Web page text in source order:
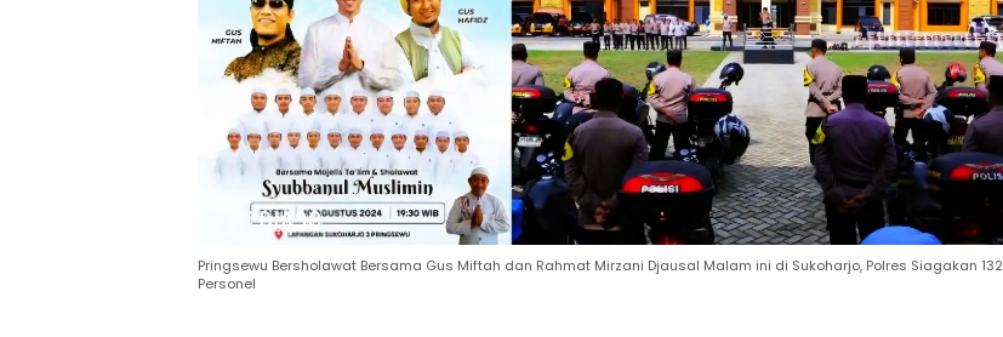
Pringsewu Bersholawat Bersama Gus Miftah dan Rahmat Mirzani Djausal Malam ini di Sukoharjo, Polres Siagakan 132
Personel